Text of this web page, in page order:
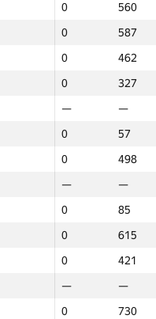
0
560
0
587
0
462
0
327
—
—
0
57
0
498
—
—
0
85
0
615
0
421
—
—
0
730
0
560
0
587
0
462
0
327
—
—
0
57
0
498
—
—
0
85
0
615
0
421
—
—
0
730